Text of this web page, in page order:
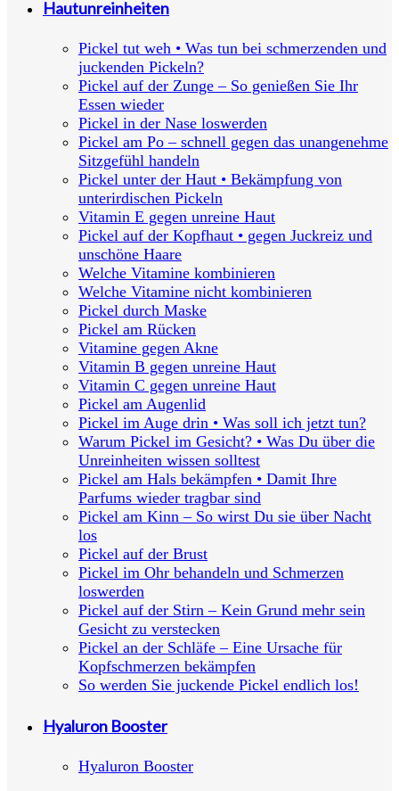
Hautunreinheiten
Pickel tut weh • Was tun bei schmerzenden und
juckenden Pickeln?
Pickel auf der Zunge – So genießen Sie Ihr
Essen wieder
Pickel in der Nase loswerden
Pickel am Po – schnell gegen das unangenehme
Sitzgefühl handeln
Pickel unter der Haut • Bekämpfung von
unterirdischen Pickeln
Vitamin E gegen unreine Haut
Pickel auf der Kopfhaut • gegen Juckreiz und
unschöne Haare
Welche Vitamine kombinieren
Welche Vitamine nicht kombinieren
Pickel durch Maske
Pickel am Rücken
Vitamine gegen Akne
Vitamin B gegen unreine Haut
Vitamin C gegen unreine Haut
Pickel am Augenlid
Pickel im Auge drin • Was soll ich jetzt tun?
Warum Pickel im Gesicht? • Was Du über die
Unreinheiten wissen solltest
Pickel am Hals bekämpfen • Damit Ihre
Parfums wieder tragbar sind
Pickel am Kinn – So wirst Du sie über Nacht
los
Pickel auf der Brust
Pickel im Ohr behandeln und Schmerzen
loswerden
Pickel auf der Stirn – Kein Grund mehr sein
Gesicht zu verstecken
Pickel an der Schläfe – Eine Ursache für
Kopfschmerzen bekämpfen
So werden Sie juckende Pickel endlich los!
Hyaluron Booster
Hyaluron Booster